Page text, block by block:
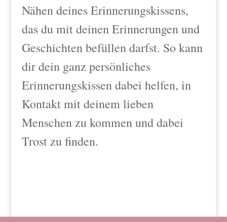
Nähen deines Erinnerungskissens,
das du mit deinen Erinnerungen und
Geschichten befüllen darfst. So kann
dir dein ganz persönliches
Erinnerungskissen dabei helfen, in
Kontakt mit deinem lieben
Menschen zu kommen und dabei
Trost zu finden.